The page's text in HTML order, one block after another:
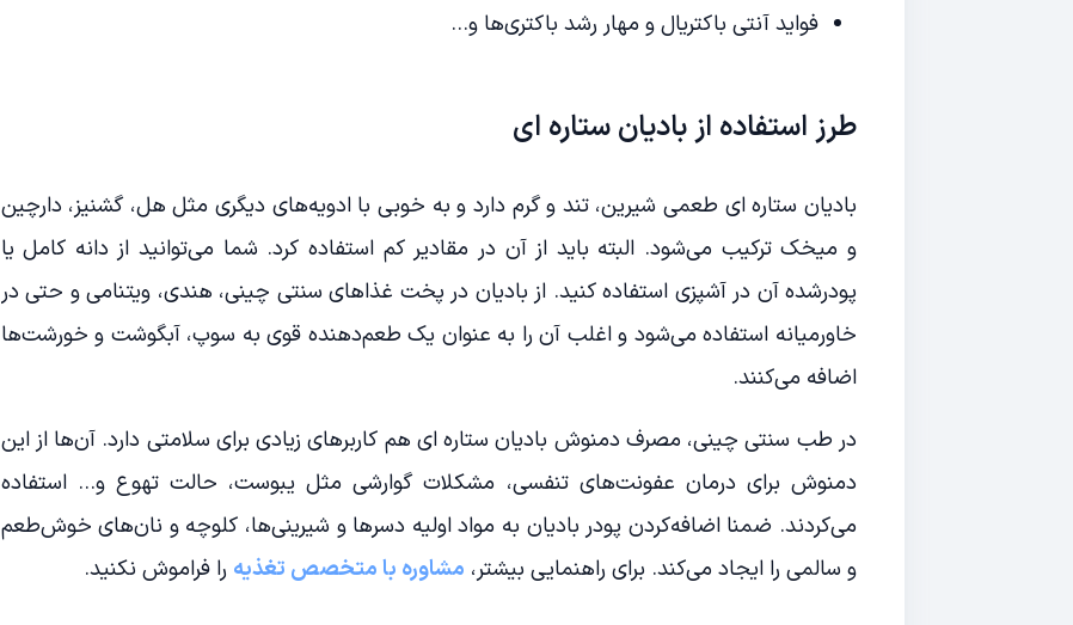
فواید آنتی باکتریال و مهار رشد باکتری‌ها و…
طرز استفاده از بادیان ستاره ای
بادیان ستاره ای طعمی شیرین، تند و گرم دارد و به خوبی با ادویه‌های دیگری مثل هل، گشنیز، دارچین
و میخک ترکیب می‌شود. البته باید از آن در مقادیر کم استفاده کرد. شما می‌توانید از دانه کامل یا
پودر‌شده آن در آشپزی استفاده کنید. از بادیان در پخت غذاهای سنتی چینی، هندی، ویتنامی و حتی در
خاورمیانه استفاده می‌شود و اغلب آن را به عنوان یک طعم‌دهنده قوی به سوپ، آبگوشت و خورشت‌ها
اضافه می‌کنند.
در طب سنتی چینی، مصرف دمنوش بادیان ستاره ای هم کاربرهای زیادی برای سلامتی دارد. آن‌ها از این
دمنوش برای درمان عفونت‌های تنفسی، مشکلات گوارشی مثل یبوست، حالت تهوع و… استفاده
می‌کردند. ضمنا اضافه‌کردن پودر بادیان به مواد اولیه دسرها و شیرینی‌ها، کلوچه و نان‌های خوش‌طعم
و سالمی را ایجاد می‌کند. برای راهنمایی بیشتر، مشاوره با متخصص تغذیه را فراموش نکنید.